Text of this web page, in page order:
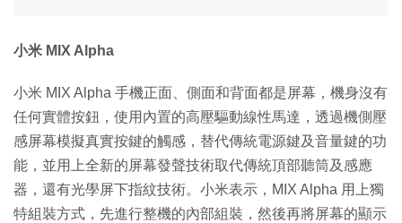
小米 MIX Alpha
小米 MIX Alpha 手機正面、側面和背面都是屏幕，機身沒有
任何實體按鈕，使用內置的高壓驅動線性馬達，透過機側壓
感屏幕模擬真實按鍵的觸感，替代傳統電源鍵及音量鍵的功
能，並用上全新的屏幕發聲技術取代傳統頂部聽筒及感應
器，還有光學屏下指紋技術。小米表示，MIX Alpha 用上獨
特組裝方式，先進行整機的內部組裝，然後再將屏幕的顯示